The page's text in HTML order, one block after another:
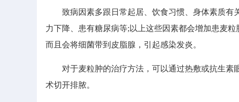
致病因素多跟日常起居、饮食习惯、身体素质有
力下降、患有糖尿病等;以上这些因素都会增加患麦
而且会将细菌带到皮脂腺，引起感染发炎。
对于麦粒肿的治疗方法，可以通过热敷或抗生素
术切开排脓。